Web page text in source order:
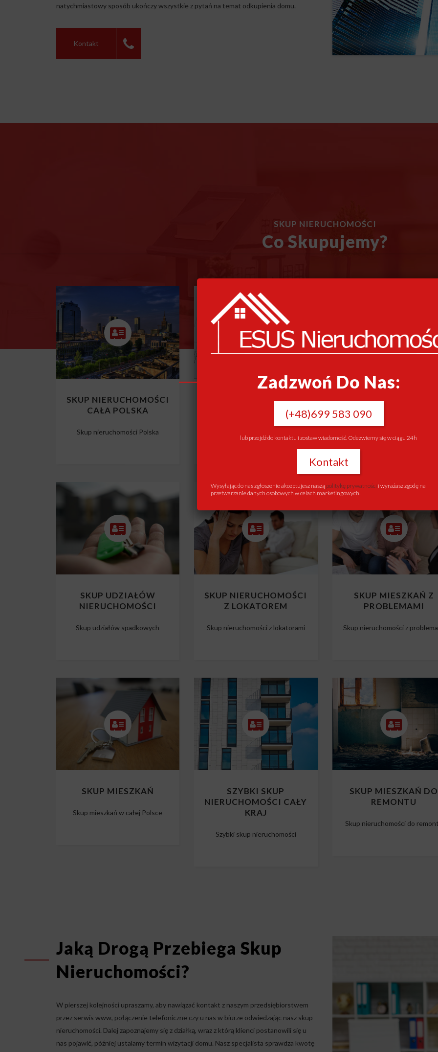
natychmiastowy sposób ukończy wszystkie z pytań na temat odkupienia domu.
Kontakt
SKUP NIERUCHOMOŚCI
Co Skupujemy?
SKUP NIERUCHOMOŚCI
CAŁA POLSKA
Skup nieruchomości Polska
SKUP NIERUCHOMOŚCI
SKUP
Z KOMORNIKIEM
SKUP UDZIAŁÓW
NIERUCHOMOŚCI
Skup udziałów spadkowych
SKUP NIERUCHOMOŚCI
Z LOKATOREM
Skup nieruchomości z lokatorami
SKUP MIESZKAŃ Z
PROBLEMAMI
Skup nieruchomości z
SKUP MIESZKAŃ
Skup mieszkań w całej Polsce
SZYBKI SKUP
NIERUCHOMOŚCI CAŁY
KRAJ
Szybki skup nieruchomości
SKUP MIESZKAŃ DO
REMONTU
Skup nieruchomości do
Jaką Drogą Przebiega Skup
Nieruchomości?
W pierszej kolejności upraszamy, aby nawiązać kontakt z naszym przedsiębiorstwem
przez serwis www, połączenie telefoniczne czy u nas w biurze odwiedzając nasz skup
nieruchomości. Dalej zapoznajemy się z działką, wraz z którą klienci postanowili się u
nas pojawić, później ustalamy termin wizytacji domu. Nasz specjalista sprawdza kwotę
Zadzwoń Do Nas:
(+48)699 583 090
lub przejdź do kontaktu i zostaw wiadomość. Odezwiemy się w ciągu 24h
Kontakt
Wysyłając do nas zgłoszenie akceptujesz naszą politykę prywatności i wyrażasz zgodę na
przetwarzanie danych osobowych w celach marketingowych.